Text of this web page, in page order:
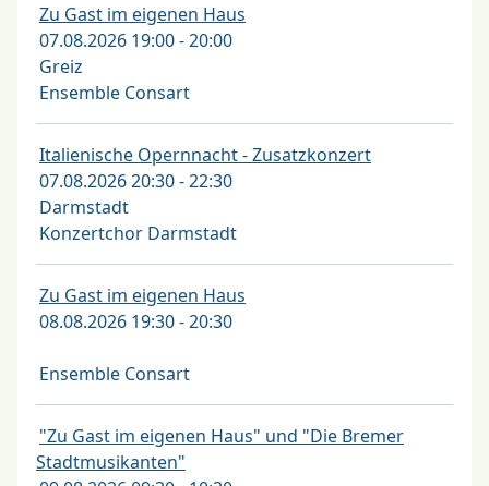
Zu Gast im eigenen Haus
07.08.2026 19:00 - 20:00
Greiz
Ensemble Consart
Italienische Opernnacht - Zusatzkonzert
07.08.2026 20:30 - 22:30
Darmstadt
Konzertchor Darmstadt
Zu Gast im eigenen Haus
08.08.2026 19:30 - 20:30
Ensemble Consart
"Zu Gast im eigenen Haus" und "Die Bremer
Stadtmusikanten"